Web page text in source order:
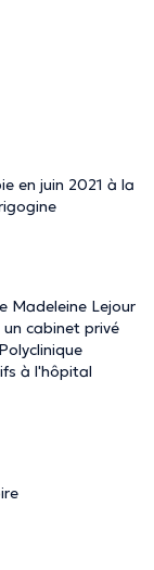
en juin 2021 à la
Madeleine Lejour
cabinet privé
à l'hôpital